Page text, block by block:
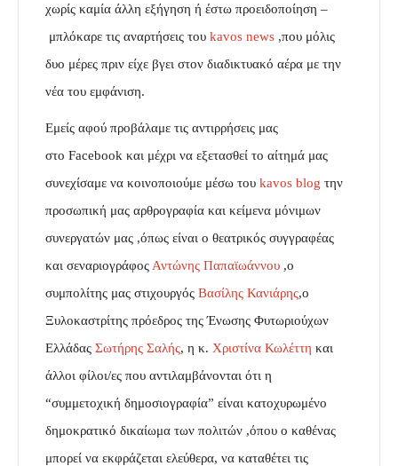
χωρίς καμία άλλη εξήγηση ή έστω προειδοποίηση –
μπλόκαρε τις αναρτήσεις του kavos news ,που μόλις
δυο μέρες πριν είχε βγει στον διαδικτυακό αέρα με την
νέα του εμφάνιση.
Εμείς αφού προβάλαμε τις αντιρρήσεις μας
στο Facebook και μέχρι να εξετασθεί το αίτημά μας
συνεχίσαμε να κοινοποιούμε μέσω του kavos blog την
προσωπική μας αρθρογραφία και κείμενα μόνιμων
συνεργατών μας ,όπως είναι ο θεατρικός συγγραφέας
και σεναριογράφος Αντώνης Παπαϊωάννου ,ο
συμπολίτης μας στιχουργός Βασίλης Κανιάρης,ο
Ξυλοκαστρίτης πρόεδρος της Ένωσης Φυτωριούχων
Ελλάδας Σωτήρης Σαλής, η κ. Χριστίνα Κωλέττη και
άλλοι φίλοι/ες που αντιλαμβάνονται ότι η
“συμμετοχική δημοσιογραφία” είναι κατοχυρωμένο
δημοκρατικό δικαίωμα των πολιτών ,όπου ο καθένας
μπορεί να εκφράζεται ελεύθερα, να καταθέτει τις